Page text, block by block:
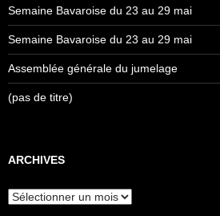
Semaine Bavaroise du 23 au 29 mai
Semaine Bavaroise du 23 au 29 mai
Assemblée générale du jumelage
(pas de titre)
ARCHIVES
Archives